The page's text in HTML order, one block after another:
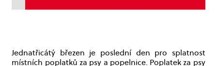
Jednatřicátý březen je poslední den pro splatnost
místních poplatků za psy a popelnice. Poplatek za psy